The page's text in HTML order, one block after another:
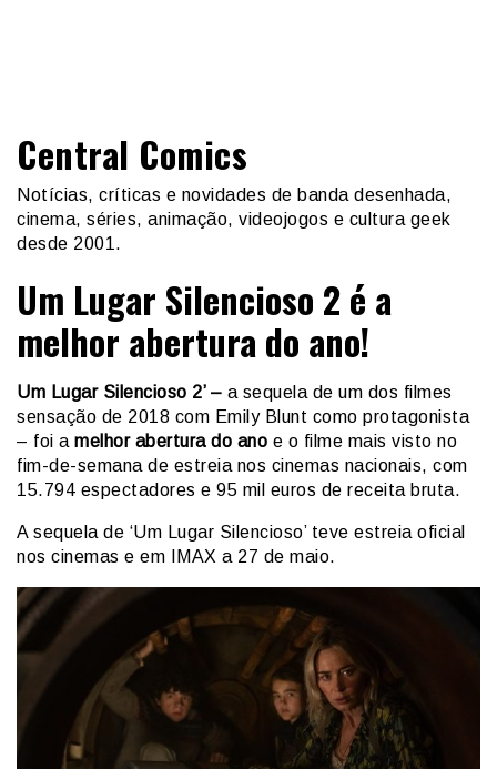
Central Comics
Notícias, críticas e novidades de banda desenhada,
cinema, séries, animação, videojogos e cultura geek
desde 2001.
Um Lugar Silencioso 2 é a
melhor abertura do ano!
Um Lugar Silencioso 2’ – a sequela de um dos filmes
sensação de 2018 com Emily Blunt como protagonista
– foi a melhor abertura do ano e o filme mais visto no
fim-de-semana de estreia nos cinemas nacionais, com
15.794 espectadores e 95 mil euros de receita bruta.
A sequela de ‘Um Lugar Silencioso’ teve estreia oficial
nos cinemas e em IMAX a 27 de maio.